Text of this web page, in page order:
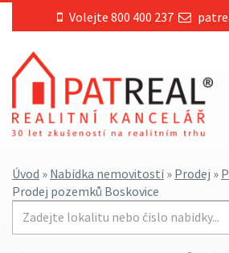
Volejte 800 400 237
Úvod » Nabídka nemovitostí » Prodej »
Prodej pozemků Boskovice